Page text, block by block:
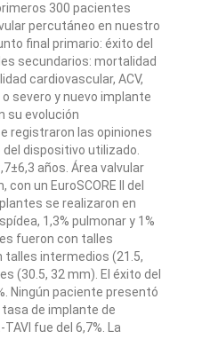
300 pacientes
percutáneo en nuestro
final primario: éxito del
secundarios: mortalidad
cardiovascular, ACV,
severo y nuevo implante
su evolución
registraron las opiniones
dispositivo utilizado.
años. Área valvular
un EuroSCORE II del
se realizaron en
1,3% pulmonar y 1%
fueron con talles
talles intermedios (21.5,
(30.5, 32 mm). El éxito del
Ningún paciente presentó
tasa de implante de
fue del 6,7%. La